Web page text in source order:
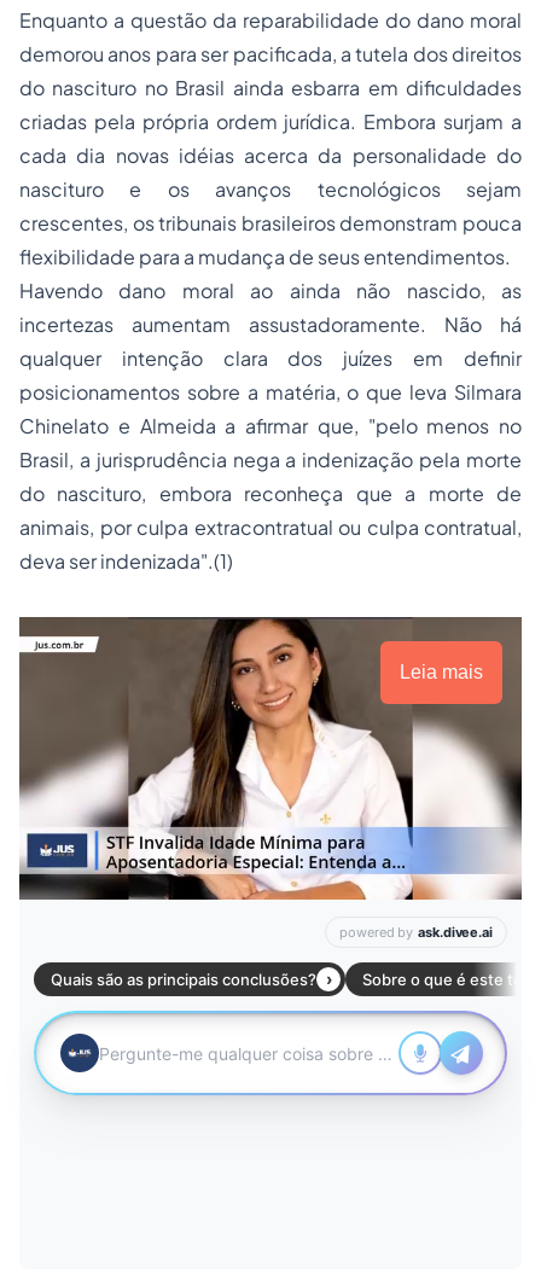
Enquanto a questão da reparabilidade do dano moral
demorou anos para ser pacificada, a tutela dos direitos
do nascituro no Brasil ainda esbarra em dificuldades
criadas pela própria ordem jurídica. Embora surjam a
cada dia novas idéias acerca da personalidade do
nascituro e os avanços tecnológicos sejam
crescentes, os tribunais brasileiros demonstram pouca
flexibilidade para a mudança de seus entendimentos.
Havendo dano moral ao ainda não nascido, as
incertezas aumentam assustadoramente. Não há
qualquer intenção clara dos juízes em definir
posicionamentos sobre a matéria, o que leva Silmara
Chinelato e Almeida a afirmar que, "pelo menos no
Brasil, a jurisprudência nega a indenização pela morte
do nascituro, embora reconheça que a morte de
animais, por culpa extracontratual ou culpa contratual,
deva ser indenizada".(1)
Leia mais